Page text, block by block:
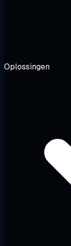
Oplossingen